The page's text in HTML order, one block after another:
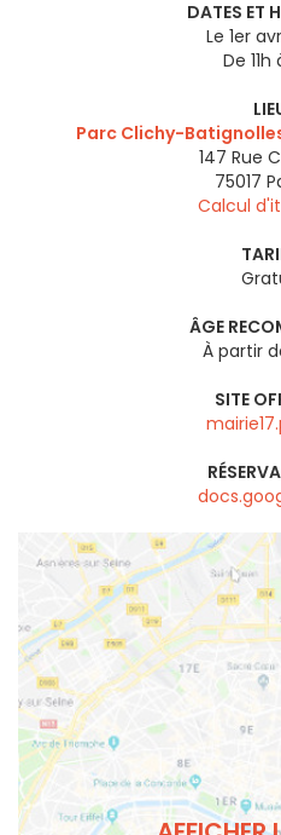
DATES ET
Le 1er
De 11h
Parc Clichy-
147 Rue
75017
Calcul
ÂGE
À partir
SITE